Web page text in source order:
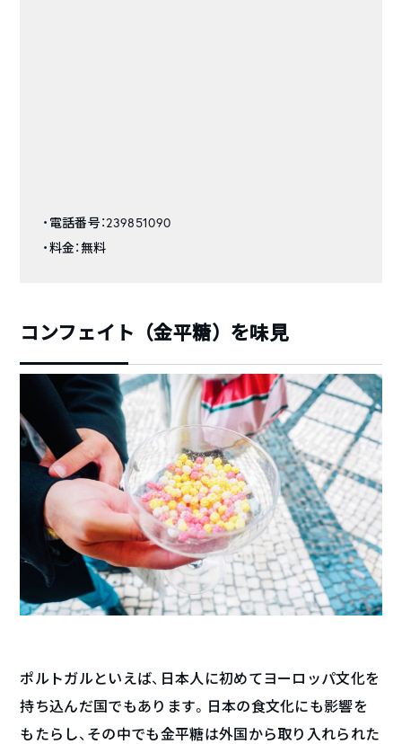
・電話番号：239851090
・料金：無料
コンフェイト（金平糖）を味見
ポルトガルといえば、日本人に初めてヨーロッパ文化を
持ち込んだ国でもあります。日本の食文化にも影響を
もたらし、その中でも金平糖は外国から取り入れられた